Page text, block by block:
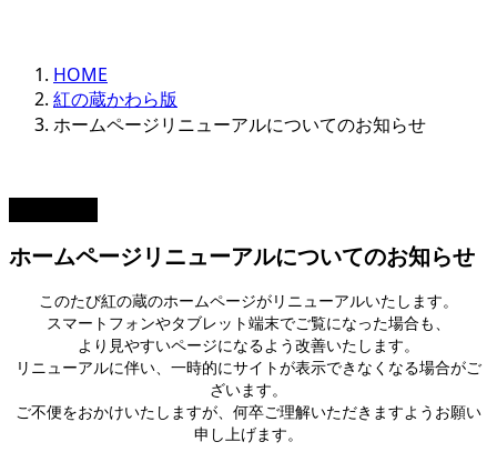
HOME
紅の蔵かわら版
ホームページリニューアルについてのお知らせ
ホームページリニューアルについてのお知らせ
このたび紅の蔵のホームページがリニューアルいたします。
スマートフォンやタブレット端末でご覧になった場合も、
より見やすいページになるよう改善いたします。
リニューアルに伴い、一時的にサイトが表示できなくなる場合がご
ざいます。
ご不便をおかけいたしますが、何卒ご理解いただきますようお願い
申し上げます。